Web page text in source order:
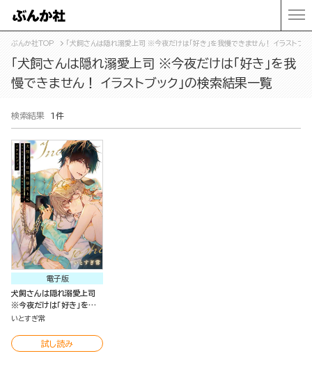
ぶんか社TOP 「犬飼さんは隠れ溺愛上司 ※今夜だけは「好き」を我慢できません！ イラストブ
「犬飼さんは隠れ溺愛上司 ※今夜だけは「好き」を我
慢できません！ イラストブック」の検索結果一覧
検索結果 1件
電子版
犬飼さんは隠れ溺愛上司
※今夜だけは「好き」を我
慢できません！ イラストブ
いとすぎ常
試し読み